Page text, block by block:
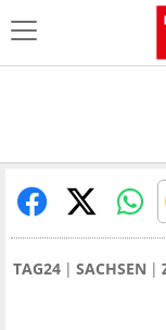
TAG24 SACHSEN